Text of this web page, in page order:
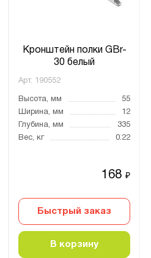
Кронштейн полки GBr-
30 белый
Арт. 190552
Высота, мм
55
Ширина, мм
12
Глубина, мм
335
Вес, кг
0.22
168₽
Быстрый заказ
В корзину